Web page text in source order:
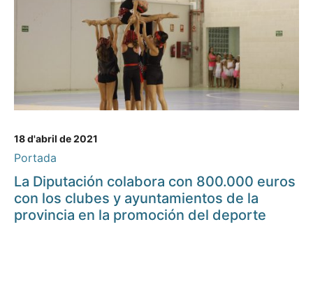
18 d'abril de 2021
Portada
La Diputación colabora con 800.000 euros
con los clubes y ayuntamientos de la
provincia en la promoción del deporte